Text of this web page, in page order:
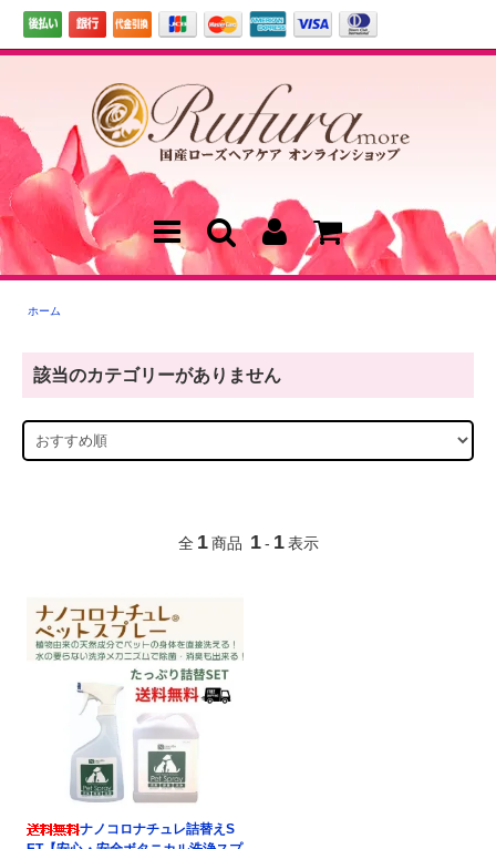
ホーム
該当のカテゴリーがありません
全 1 商品 1 - 1 表示
ナノコロナチュレ詰替えS